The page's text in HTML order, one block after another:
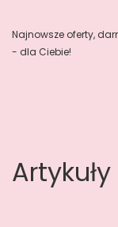
Najnowsze oferty,
- dla Ciebie!
Artykuły